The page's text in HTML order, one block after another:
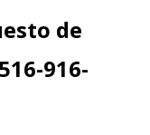
de
916-